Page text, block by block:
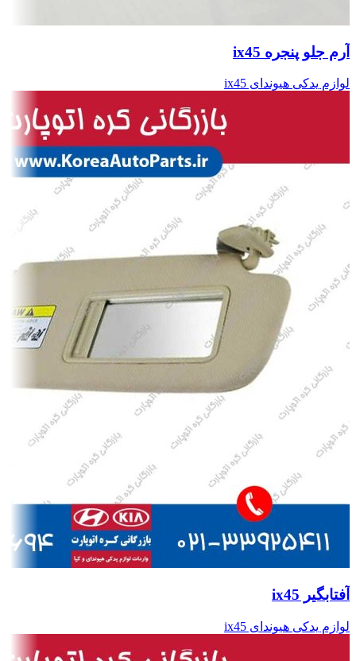
آرم جلو پنجره ix45
لوازم یدکی هیوندای ix45
آفتابگیر ix45
لوازم یدکی هیوندای ix45